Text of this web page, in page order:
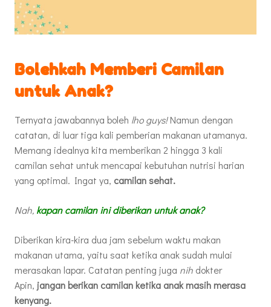
Bolehkah Memberi Camilan
untuk Anak?
Ternyata jawabannya boleh lhoguys!Namun dengan
catatan, di luar tiga kali pemberian makanan utamanya.
Memang idealnya kita memberikan 2 hingga 3 kali
camilan sehat untuk mencapai kebutuhan nutrisi harian
yang optimal. Ingat ya, camilan sehat.
Nah, kapan camilan ini diberikan untuk anak?
Diberikan kira-kira dua jam sebelum waktu makan
makanan utama, yaitu saat ketika anak sudah mulai
merasakan lapar. Catatan penting juga nih dokter
Apin, jangan berikan camilan ketika anak masih merasa
kenyang.